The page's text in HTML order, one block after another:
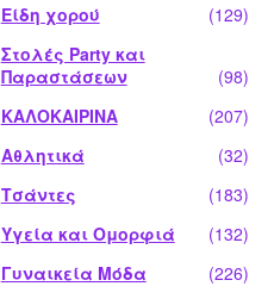
Είδη χορού
(129)
Στολές Party και
Παραστάσεων
(98)
ΚΑΛΟΚΑΙΡΙΝΑ
(207)
Αθλητικά
(32)
Τσάντες
(183)
Υγεία και Ομορφιά
(132)
Γυναικεία Μόδα
(226)